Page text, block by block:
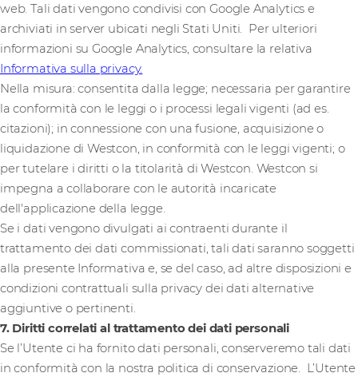
web. Tali dati vengono condivisi con Google Analytics e
archiviati in server ubicati negli Stati Uniti. Per ulteriori
informazioni su Google Analytics, consultare la relativa
Informativa sulla privacy.
Nella misura: consentita dalla legge; necessaria per garantire
la conformità con le leggi o i processi legali vigenti (ad es.
citazioni); in connessione con una fusione, acquisizione o
liquidazione di Westcon, in conformità con le leggi vigenti; o
per tutelare i diritti o la titolarità di Westcon. Westcon si
impegna a collaborare con le autorità incaricate
dell'applicazione della legge.
Se i dati vengono divulgati ai contraenti durante il
trattamento dei dati commissionati, tali dati saranno soggetti
alla presente Informativa e, se del caso, ad altre disposizioni e
condizioni contrattuali sulla privacy dei dati alternative
aggiuntive o pertinenti.
7. Diritti correlati al trattamento dei dati personali
Se l’Utente ci ha fornito dati personali, conserveremo tali dati
in conformità con la nostra politica di conservazione. L’Utente